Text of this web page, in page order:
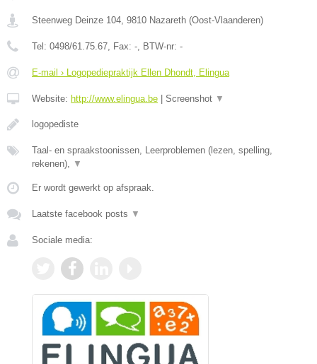
Steenweg Deinze 104, 9810 Nazareth (Oost-Vlaanderen)
Tel: 0498/61.75.67, Fax: -, BTW-nr: -
E-mail › Logopediepraktijk Ellen Dhondt, Elingua
Website: http://www.elingua.be Screenshot ▼
logopediste
Taal- en spraakstoonissen, Leerproblemen (lezen, spelling,
rekenen), ▼
Er wordt gewerkt op afspraak.
Laatste facebook posts ▼
Sociale media: